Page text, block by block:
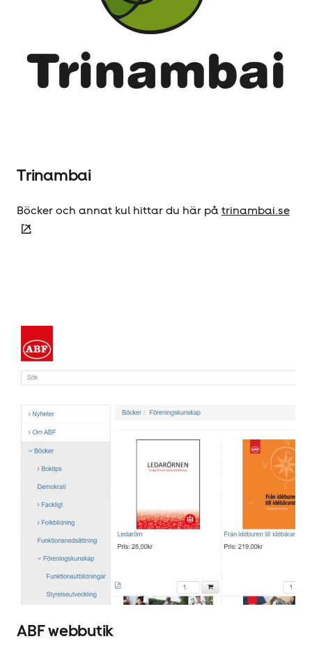
Trinambai
Böcker och annat kul hittar du här påtrinambai.se
ABF webbutik